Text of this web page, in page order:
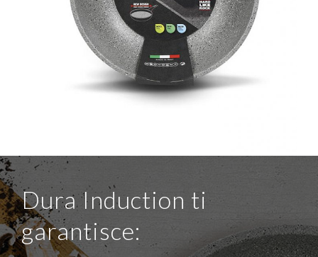
Dura Induction ti
garantisce: